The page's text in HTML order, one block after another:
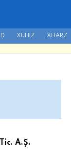
XUHIZ XHARZ
A.Ş.